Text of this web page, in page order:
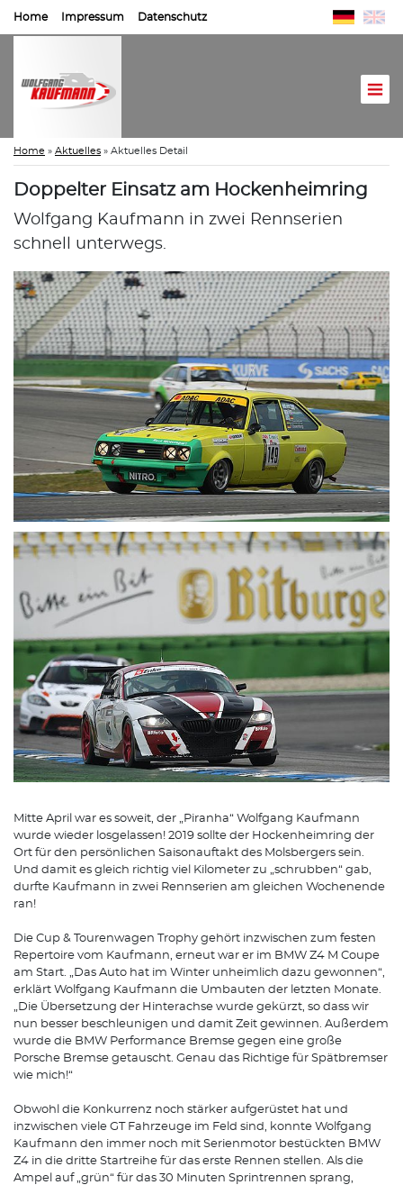
Home Impressum Datenschutz
Home » Aktuelles » Aktuelles Detail
Doppelter Einsatz am Hockenheimring
Wolfgang Kaufmann in zwei Rennserien
schnell unterwegs.
Mitte April war es soweit, der „Piranha“ Wolfgang Kaufmann
wurde wieder losgelassen! 2019 sollte der Hockenheimring der
Ort für den persönlichen Saisonauftakt des Molsbergers sein.
Und damit es gleich richtig viel Kilometer zu „schrubben“ gab,
durfte Kaufmann in zwei Rennserien am gleichen Wochenende
ran!
Die Cup & Tourenwagen Trophy gehört inzwischen zum festen
Repertoire vom Kaufmann, erneut war er im BMW Z4 M Coupe
am Start. „Das Auto hat im Winter unheimlich dazu gewonnen“,
erklärt Wolfgang Kaufmann die Umbauten der letzten Monate.
„Die Übersetzung der Hinterachse wurde gekürzt, so dass wir
nun besser beschleunigen und damit Zeit gewinnen. Außerdem
wurde die BMW Performance Bremse gegen eine große
Porsche Bremse getauscht. Genau das Richtige für Spätbremser
wie mich!“
Obwohl die Konkurrenz noch stärker aufgerüstet hat und
inzwischen viele GT Fahrzeuge im Feld sind, konnte Wolfgang
Kaufmann den immer noch mit Serienmotor bestückten BMW
Z4 in die dritte Startreihe für das erste Rennen stellen. Als die
Ampel auf „grün“ für das 30 Minuten Sprintrennen sprang,